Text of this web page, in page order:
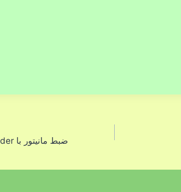
ضبط مانیتور با ZD Soft Screen Recorder